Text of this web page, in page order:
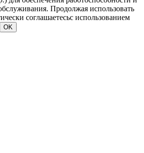
Продолжая использовать
соглашаетесьс использованием
OK